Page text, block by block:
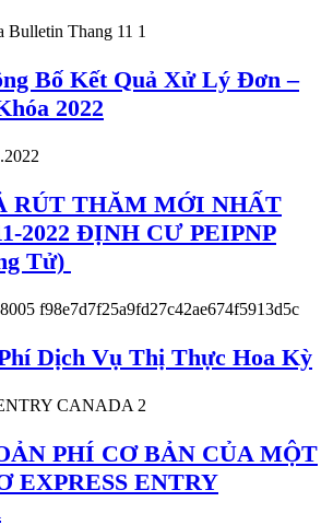
Bố Kết Quả Xử Lý Đơn –
2022
RÚT THĂM MỚI NHẤT
2022 ĐỊNH CƯ PEIPNP
Tử)
Dịch Vụ Thị Thực Hoa Kỳ
PHÍ CƠ BẢN CỦA MỘT
EXPRESS ENTRY